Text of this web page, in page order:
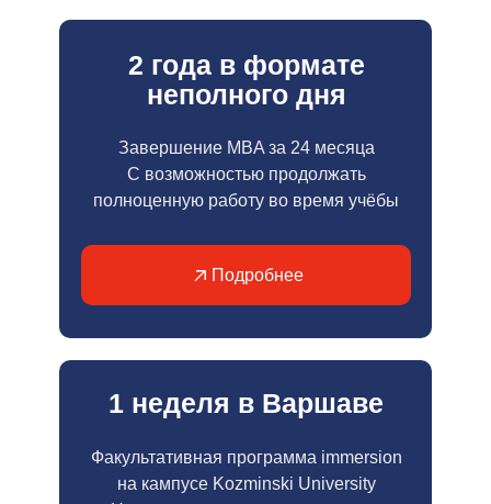
2 года в формате
неполного дня
Завершение MBA за 24 месяца
С возможностью продолжать
полноценную работу во время учёбы
Подробнее
1 неделя в Варшаве
Факультативная программа immersion
на кампусе Kozminski University